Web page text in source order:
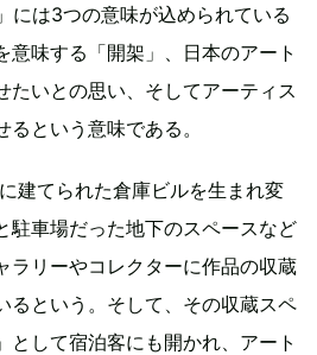
には3つの意味が込められている
意味する「開架」、日本のアート
たいとの思い、そしてアーティス
るという意味である。
建てられた倉庫ビルを生まれ変
駐車場だった地下のスペースなど
ラリーやコレクターに作品の収蔵
るという。そして、その収蔵スペ
として宿泊客にも開かれ、アート